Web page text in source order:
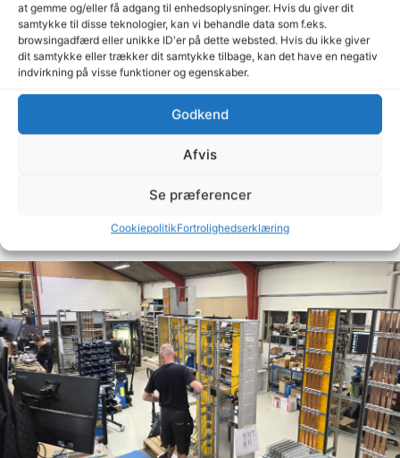
at gemme og/eller få adgang til enhedsoplysninger. Hvis du giver dit
samtykke til disse teknologier, kan vi behandle data som f.eks.
browsingadfærd eller unikke ID'er på dette websted. Hvis du ikke giver
dit samtykke eller trækker dit samtykke tilbage, kan det have en negativ
indvirkning på visse funktioner og egenskaber.
Godkend
Afvis
Se præferencer
CookiepolitikFortrolighedserklæring
Sommerne er over os og tavlerne kommer ud af
døren
Selvom sommeren er over os, og mange nyder en velfortjent